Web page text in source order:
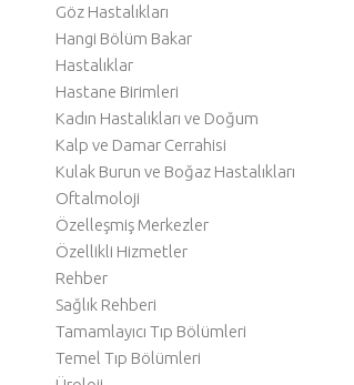
Göz Hastalıkları
Hangi Bölüm Bakar
Hastalıklar
Hastane Birimleri
Kadın Hastalıkları ve Doğum
Kalp ve Damar Cerrahisi
Kulak Burun ve Boğaz Hastalıkları
Oftalmoloji
Özelleşmiş Merkezler
Özellikli Hizmetler
Rehber
Sağlık Rehberi
Tamamlayıcı Tıp Bölümleri
Temel Tıp Bölümleri